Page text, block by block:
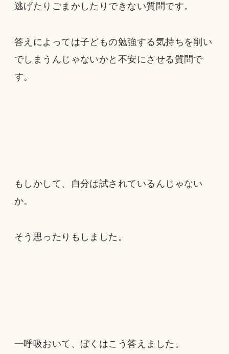
逃げたりごまかしたりできない質問です。
答えによっては子どもの勉強する気持ちを削い
でしまうんじゃないかと不安にさせる質問で
す。
もしかして、自分は試されているんじゃない
か。
そう思ったりもしました。
一呼吸おいて、ぼくはこう答えました。